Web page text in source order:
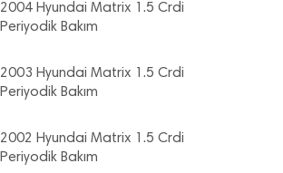
2004 Hyundai Matrix 1.5 Crdi
Periyodik Bakım
2003 Hyundai Matrix 1.5 Crdi
Periyodik Bakım
2002 Hyundai Matrix 1.5 Crdi
Periyodik Bakım